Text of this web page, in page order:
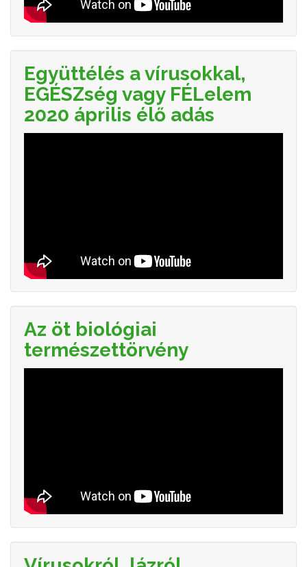
Együttélés a vírusokkal,
EGÉSZség vagy FÉLelem
2020 április élő adás
Az öt biológiai
természettörvény